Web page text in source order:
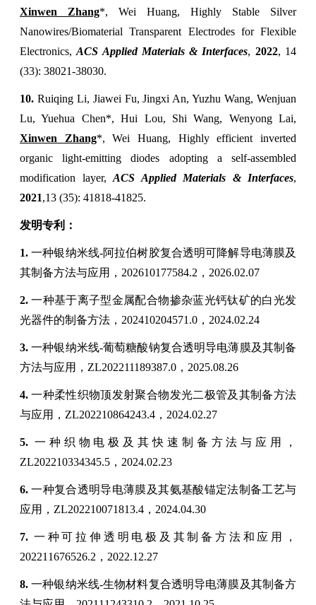
Xinwen Zhang*, Wei Huang, Highly Stable Silver
Nanowires/Biomaterial Transparent Electrodes for Flexible
Electronics,ACS Applied Materials & Interfaces, 2022, 14
(33): 38021-38030.
10. Ruiqing Li, Jiawei Fu, Jingxi An, Yuzhu Wang, Wenjuan
Lu, Yuehua Chen*, Hui Lou, Shi Wang, Wenyong Lai,
Xinwen Zhang*, Wei Huang, Highly efficient inverted
organic light-emitting diodes adopting a self-assembled
modification layer, ACS Applied Materials & Interfaces,
2021,13 (35): 41818-41825.
发明专利：
1.一种银纳米线-阿拉伯树胶复合透明可降解导电薄膜及
其制备方法与应用， 202610177584.2 ， 2026.02.07
2.一种基于离子型金属配合物掺杂蓝光钙钛矿的白光发
光器件的制备方法， 202410204571.0 ， 2024.02.24
3.一种银纳米线-葡萄糖酸钠复合透明导电薄膜及其制备
方法与应用， ZL202211189387.0 ， 2025.08.26
4.一种柔性织物顶发射聚合物发光二极管及其制备方法
与应用， ZL202210864243.4 ， 2024.02.27
5. 一种织物电极及其快速制备方法与应用，
ZL202210334345.5 ， 2024.02.23
6.一种复合透明导电薄膜及其氨基酸锚定法制备工艺与
应用， ZL202210071813.4 ， 2024.04.30
7. 一种可拉伸透明电极及其制备方法和应用，
202211676526.2 ， 2022.12.27
8.一种银纳米线-生物材料复合透明导电薄膜及其制备方